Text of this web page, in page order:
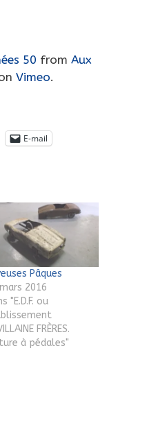
50 from Aux
Vimeo.
E-mail
Pâques
2016
"E.D.F. ou
FRÈRES.
à pédales"